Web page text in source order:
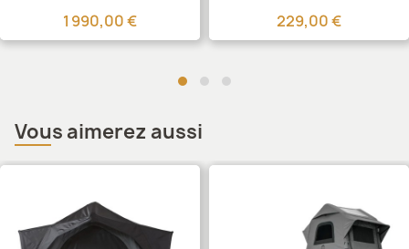
1 990,00 € 229,00 €
Vous aimerez aussi